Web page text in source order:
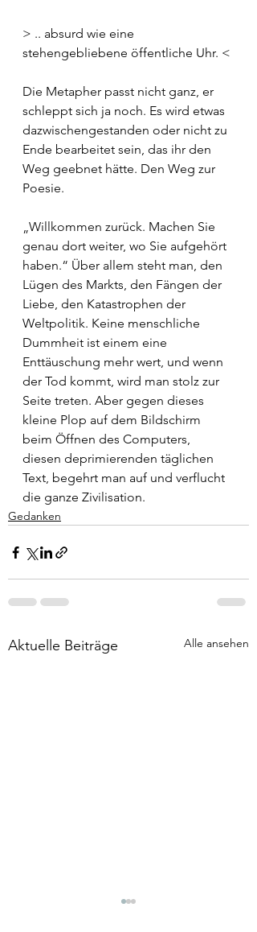
> .. absurd wie eine
stehengebliebene öffentliche Uhr. <
Die Metapher passt nicht ganz, er
schleppt sich ja noch. Es wird etwas
dazwischengestanden oder nicht zu
Ende bearbeitet sein, das ihr den
Weg geebnet hätte. Den Weg zur
Poesie.
„Willkommen zurück. Machen Sie
genau dort weiter, wo Sie aufgehört
haben.“ Über allem steht man, den
Lügen des Markts, den Fängen der
Liebe, den Katastrophen der
Weltpolitik. Keine menschliche
Dummheit ist einem eine
Enttäuschung mehr wert, und wenn
der Tod kommt, wird man stolz zur
Seite treten. Aber gegen dieses
kleine Plop auf dem Bildschirm
beim Öffnen des Computers,
diesen deprimierenden täglichen
Text, begehrt man auf und verflucht
die ganze Zivilisation.
Gedanken
Aktuelle Beiträge Alle ansehen